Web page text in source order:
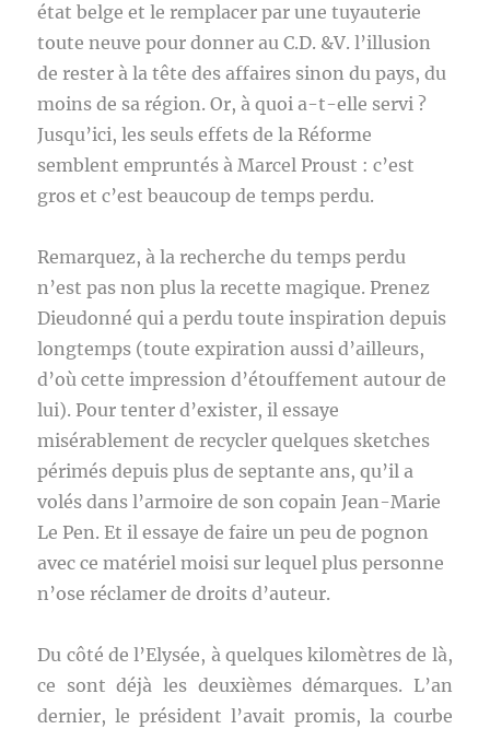
état belge et le remplacer par une tuyauterie
toute neuve pour donner au C.D. &V. l’illusion
de rester à la tête des affaires sinon du pays, du
moins de sa région. Or, à quoi a-t-elle servi ?
Jusqu’ici, les seuls effets de la Réforme
semblent empruntés à Marcel Proust : c’est
gros et c’est beaucoup de temps perdu.
Remarquez, à la recherche du temps perdu
n’est pas non plus la recette magique. Prenez
Dieudonné qui a perdu toute inspiration depuis
longtemps (toute expiration aussi d’ailleurs,
d’où cette impression d’étouffement autour de
lui). Pour tenter d’exister, il essaye
misérablement de recycler quelques sketches
périmés depuis plus de septante ans, qu’il a
volés dans l’armoire de son copain Jean-Marie
Le Pen. Et il essaye de faire un peu de pognon
avec ce matériel moisi sur lequel plus personne
n’ose réclamer de droits d’auteur.
Du côté de l’Elysée, à quelques kilomètres de là,
ce sont déjà les deuxièmes démarques. L’an
dernier, le président l’avait promis, la courbe